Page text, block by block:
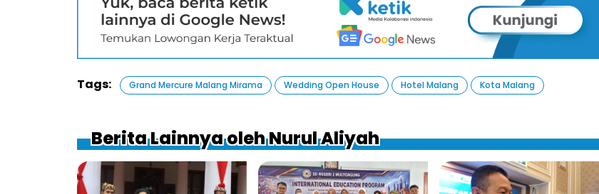
Tags: Grand Mercure Malang Mirama Wedding Open House Hotel Malang Kota Malang
Berita Lainnya oleh Nurul Aliyah